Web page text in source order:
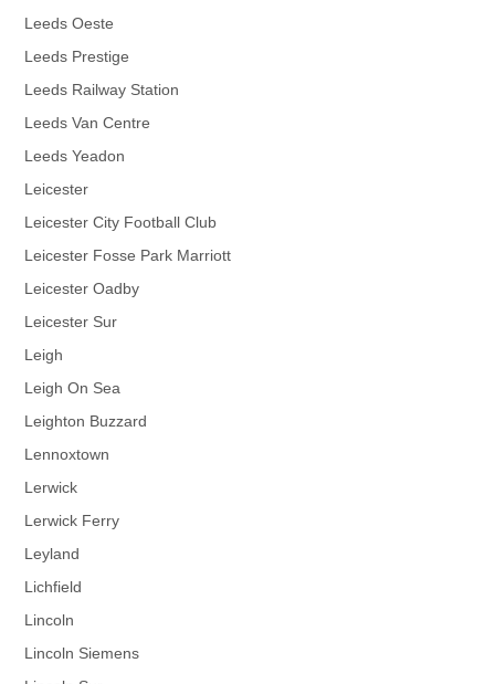
Leeds Oeste
Leeds Prestige
Leeds Railway Station
Leeds Van Centre
Leeds Yeadon
Leicester
Leicester City Football Club
Leicester Fosse Park Marriott
Leicester Oadby
Leicester Sur
Leigh
Leigh On Sea
Leighton Buzzard
Lennoxtown
Lerwick
Lerwick Ferry
Leyland
Lichfield
Lincoln
Lincoln Siemens